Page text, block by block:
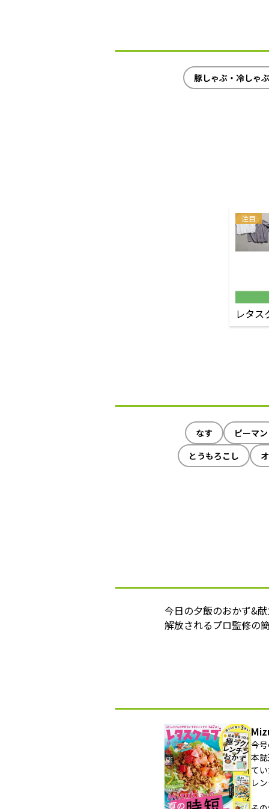
豚しゃぶ・冷しゃぶ
注目
レタス
なす ピーマン
とうもろこし
今日の夕飯のおかず&
解放されるプロ監修の
今
本
て
レ